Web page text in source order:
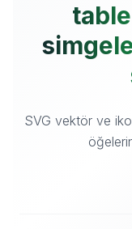
SVG vektör ve